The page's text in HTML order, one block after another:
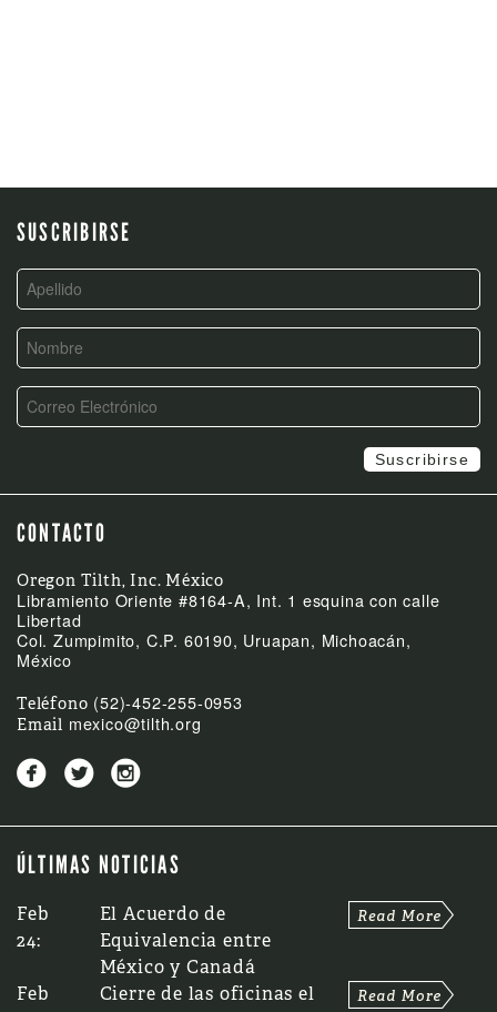
SUSCRIBIRSE
CONTACTO
Oregon Tilth, Inc. México
Libramiento Oriente #8164-A, Int. 1 esquina con calle
Libertad
Col. Zumpimito, C.P. 60190, Uruapan, Michoacán,
México
Teléfono (52)-452-255-0953
Email mexico@tilth.org
  
ÚLTIMAS NOTICIAS
Feb
24:
El Acuerdo de
Equivalencia entre
México y Canadá
Feb
Cierre de las oficinas el